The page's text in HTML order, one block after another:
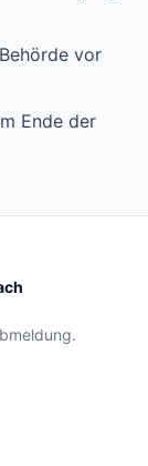
vor
Ende der